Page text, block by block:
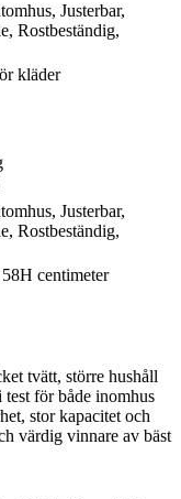
Justerbar,
Rostbeständig,
kläder
Justerbar,
Rostbeständig,
centimeter
tvätt, större hushåll
för både inomhus
stor kapacitet och
värdig vinnare av bäst